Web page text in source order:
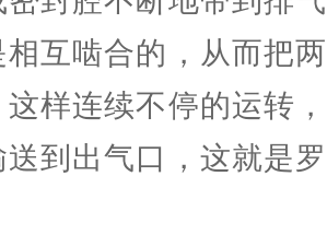
相互啮合的，从而把
这样连续不停的运转
到出气口，这就是